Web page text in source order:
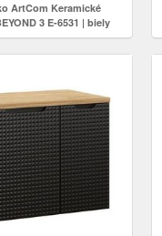
ArtCom Keramické
3 E-6531 | biely
cm